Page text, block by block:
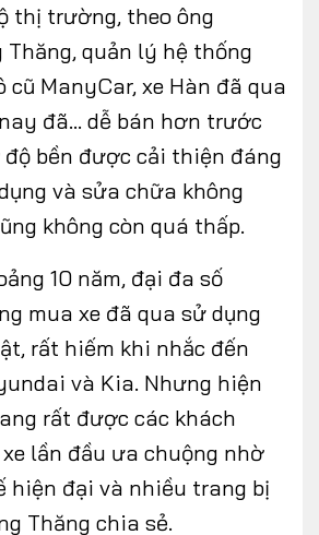
thị trường, theo ông
Thăng, quản lý hệ thống
cũ ManyCar, xe Hàn đã qua
đã… dễ bán hơn trước
bền được cải thiện đáng
và sửa chữa không
không còn quá thấp.
10 năm, đại đa số
mua xe đã qua sử dụng
rất hiếm khi nhắc đến
và Kia. Nhưng hiện
rất được các khách
lần đầu ưa chuộng nhờ
hiện đại và nhiều trang bị
Thăng chia sẻ.